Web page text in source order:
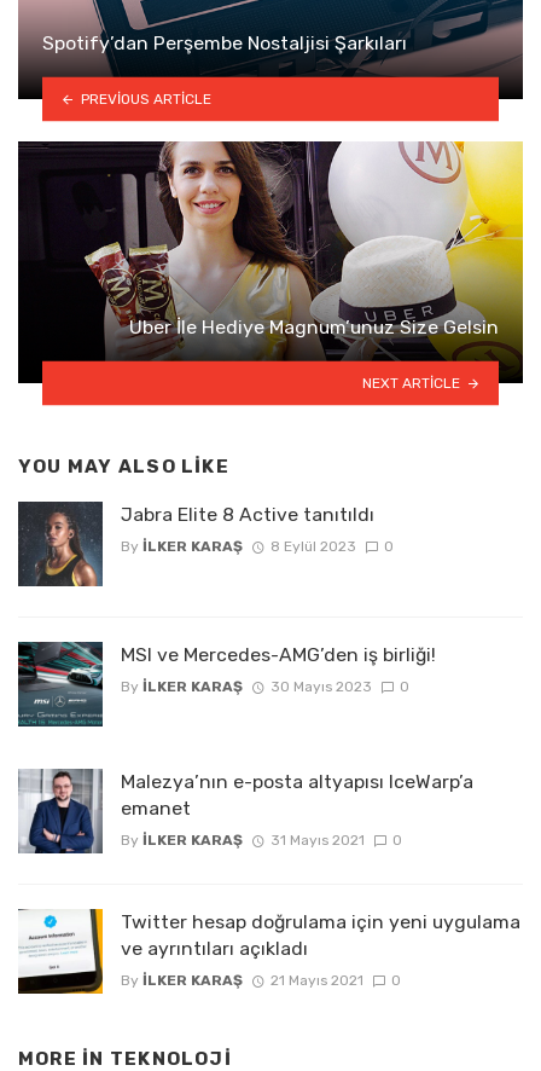
Spotify’dan Perşembe Nostaljisi Şarkıları
PREVIOUS ARTICLE
Uber İle Hediye Magnum’unuz Size Gelsin
NEXT ARTICLE
YOU MAY ALSO LIKE
Jabra Elite 8 Active tanıtıldı
By İLKER KARAŞ 8 Eylül 2023 0
MSI ve Mercedes-AMG’den iş birliği!
By İLKER KARAŞ 30 Mayıs 2023 0
Malezya’nın e-posta altyapısı IceWarp’a
emanet
By İLKER KARAŞ 31 Mayıs 2021 0
Twitter hesap doğrulama için yeni uygulama
ve ayrıntıları açıkladı
By İLKER KARAŞ 21 Mayıs 2021 0
MORE IN TEKNOLOJI